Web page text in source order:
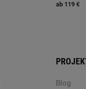
ab 119 €
Blog